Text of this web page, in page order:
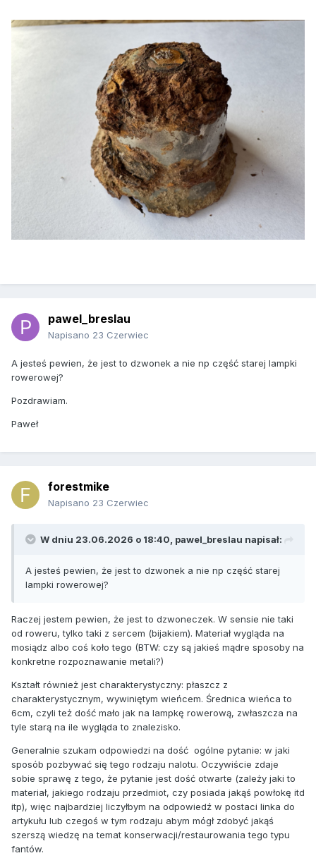
pawel_breslau
Napisano 23 Czerwiec
A jesteś pewien, że jest to dzwonek a nie np część starej lampki
rowerowej?
Pozdrawiam.
Paweł
forestmike
Napisano 23 Czerwiec
W dniu 23.06.2026 o 18:40, pawel_breslau napisał:
A jesteś pewien, że jest to dzwonek a nie np część starej
lampki rowerowej?
Raczej jestem pewien, że jest to dzwoneczek. W sensie nie taki
od roweru, tylko taki z sercem (bijakiem). Materiał wygląda na
mosiądz albo coś koło tego (BTW: czy są jakieś mądre sposoby na
konkretne rozpoznawanie metali?)
Kształt również jest charakterystyczny: płaszcz z
charakterystycznym, wywiniętym wieńcem. Średnica wieńca to
6cm, czyli też dość mało jak na lampkę rowerową, zwłaszcza na
tyle starą na ile wygląda to znalezisko.
Generalnie szukam odpowiedzi na dość ogólne pytanie: w jaki
sposób pozbywać się tego rodzaju nalotu. Oczywiście zdaje
sobie sprawę z tego, że pytanie jest dość otwarte (zależy jaki to
materiał, jakiego rodzaju przedmiot, czy posiada jakąś powłokę itd
itp), więc najbardziej liczyłbym na odpowiedź w postaci linka do
artykułu lub czegoś w tym rodzaju abym mógł zdobyć jakąś
szerszą wiedzę na temat konserwacji/restaurowania tego typu
fantów.